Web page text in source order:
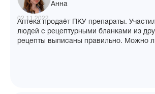
Анна
02.11.2022
Аптека продаёт ПКУ препараты.
людей с рецептурными бланками из
рецепты выписаны правильно. Можно